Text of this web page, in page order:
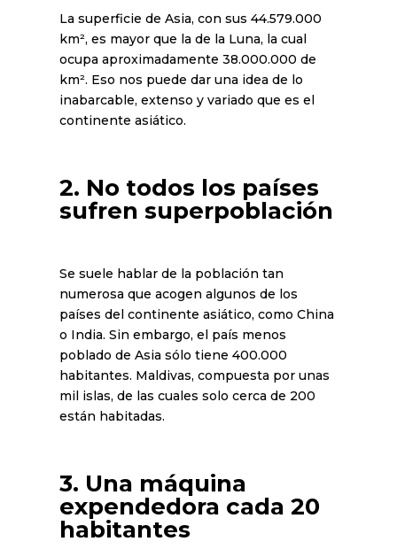
La superficie de Asia, con sus 44.579.000
km², es mayor que la de la Luna, la cual
ocupa aproximadamente 38.000.000 de
km². Eso nos puede dar una idea de lo
inabarcable, extenso y variado que es el
continente asiático.
2. No todos los países
sufren superpoblación
Se suele hablar de la población tan
numerosa que acogen algunos de los
países del continente asiático, como China
o India. Sin embargo, el país menos
poblado de Asia sólo tiene 400.000
habitantes. Maldivas, compuesta por unas
mil islas, de las cuales solo cerca de 200
están habitadas.
3. Una máquina
expendedora cada 20
habitantes